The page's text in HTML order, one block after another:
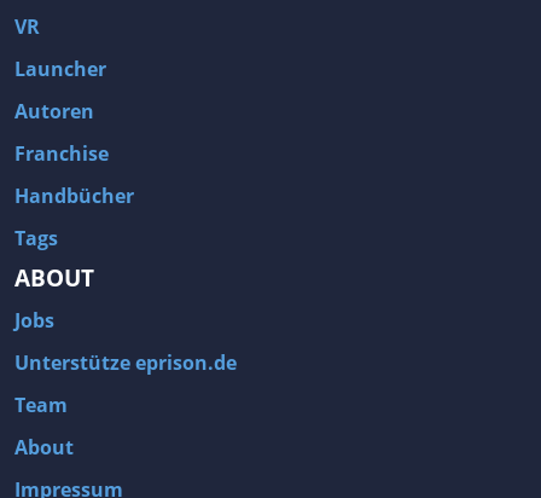
VR
Launcher
Autoren
Franchise
Handbücher
Tags
ABOUT
Jobs
Unterstütze eprison.de
Team
About
Impressum